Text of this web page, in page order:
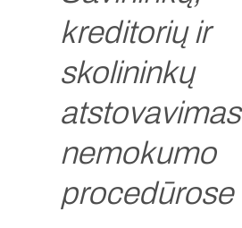
kreditorių ir
skolininkų
atstovavimas
nemokumo
procedūrose